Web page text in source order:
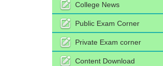
College News
Public Exam Corner
Private Exam corner
Content Download